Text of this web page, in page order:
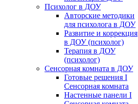
Психолог в ДОУ
Авторские методики
для психолога в ДОУ
Развитие и коррекция
в ДОУ (психолог)
Терапия в ДОУ
(психолог)
Сенсорная комната в ДОУ
Готовые решения I
Сенсорная комната
Настенные панели I